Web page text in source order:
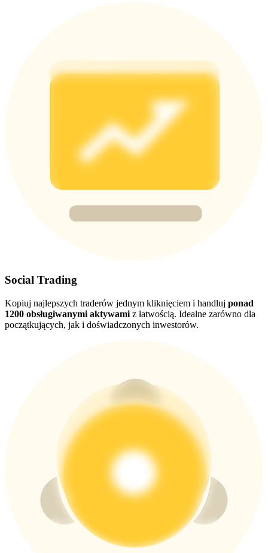
Deposit CASHCAT & Win
Share 500000 CASHCAT prize pool
Exclusive for BitMart Users
Register & Trade to Win 500,000 USDT
Precious Metals Trading Carnival
USDT New User Exclusive 10% APR
USDT Flexible Staking | Daily Rewards
Więcej wydarzeń
Wygraj nagrody i ekskluzywne bonusy
Social Trading
Kopiuj najlepszych traderów jednym kliknięciem i handluj ponad
1200 obsługiwanymi aktywami z łatwością. Idealne zarówno dla
początkujących, jak i doświadczonych inwestorów.